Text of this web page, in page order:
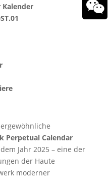
Kalender
Perpetual Calendar
Jahr 2025 – eine der
der Haute
moderner